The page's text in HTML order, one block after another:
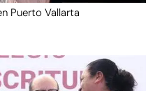
Puerto Vallarta